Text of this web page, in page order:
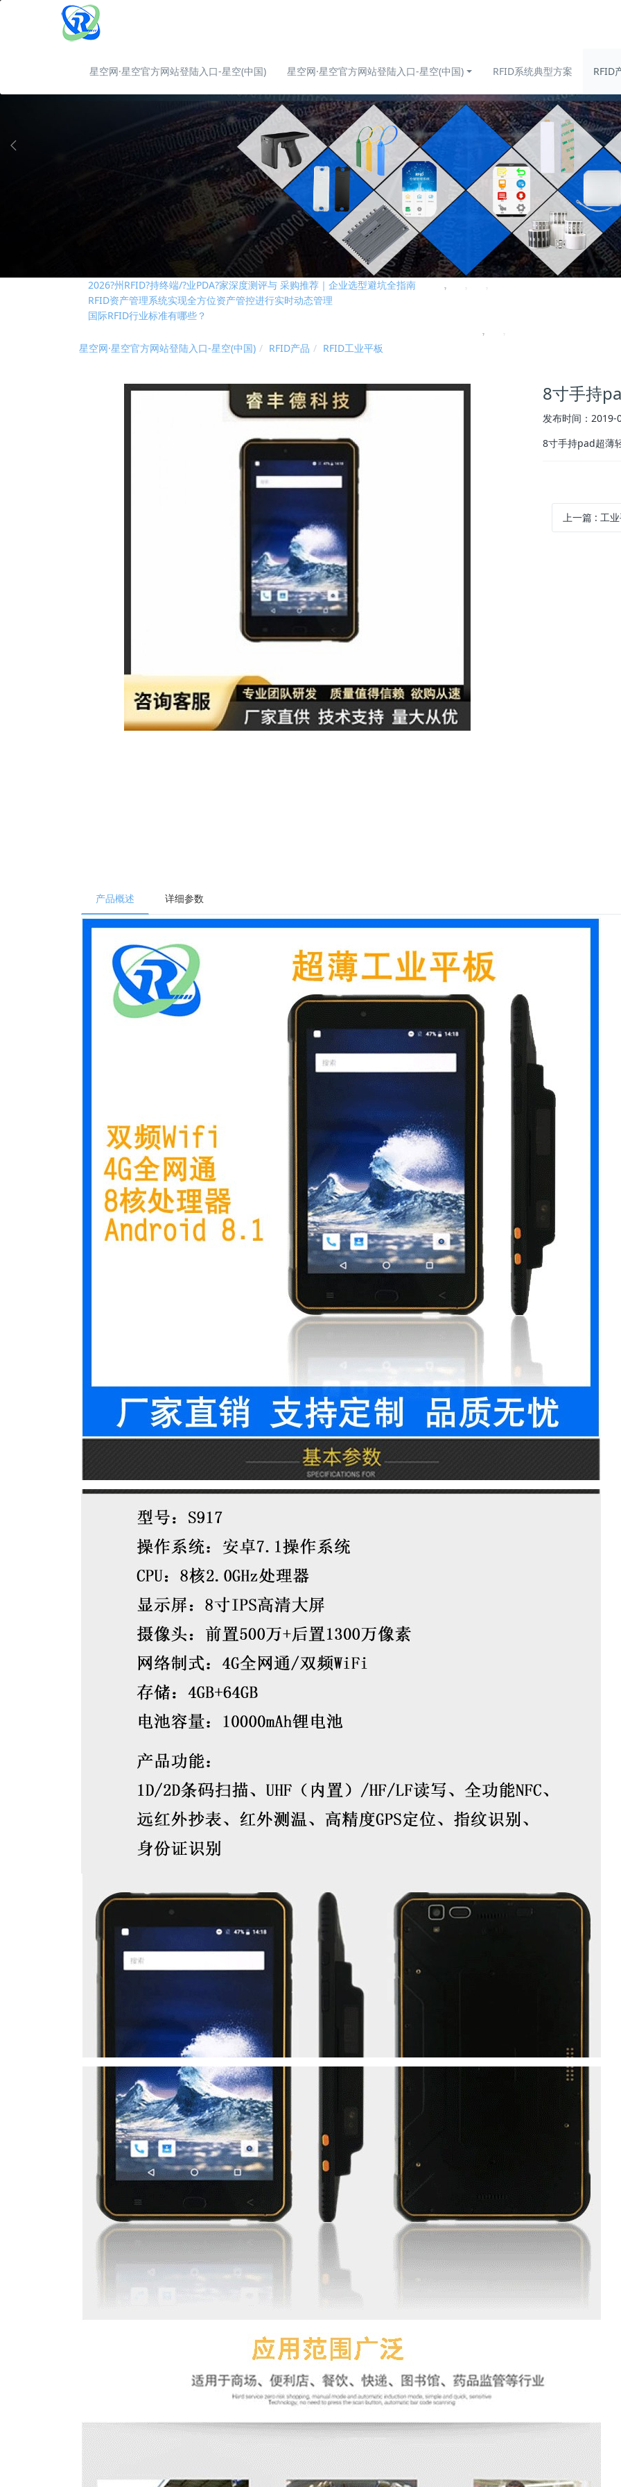
星空网·星空官方网站登陆入口-星空(中国) 星空网·星空官方网站登陆入口-星空(中国) RFID系统典型方案 RFID
RFID技术是否是制造业中的“必需品”
RFID固定资产管理技术在高校的应用解析
基于RFID叉车仓储物流管理应用及优势
2026?州RFID?持终端/?业PDA?家深度测评与 采购推荐｜企业选型避坑全指南
RFID资产管理系统实现全方位资产管控进行实时动态管理
国际RFID行业标准有哪些？
RFID固定资产管理技术在高校的应用解析
RFID资产管理系统实现全方位资产管控进行实时动态管理
星空网·星空官方网站登陆入口-星空(中国) RFID产品 RFID工业平板
8寸手持
发布时间：2019-
8寸手持pad超薄
上一篇: 工业手持终端设备全
产品概述 详细参数